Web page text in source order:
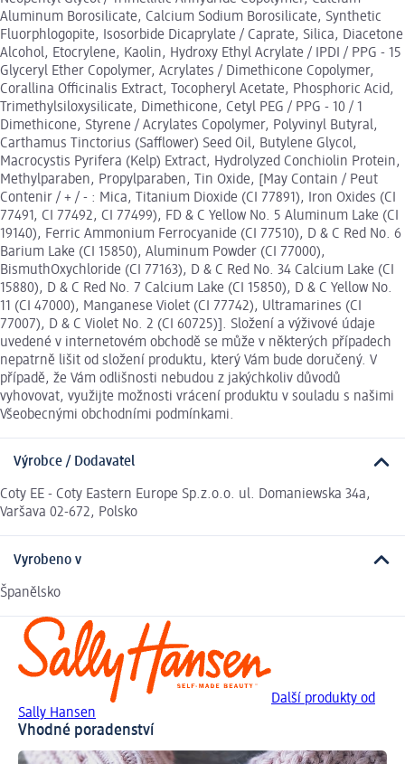
Aluminum Borosilicate, Calcium Sodium Borosilicate, Synthetic
Fluorphlogopite, Isosorbide Dicaprylate / Caprate, Silica, Diacetone
Alcohol, Etocrylene, Kaolin, Hydroxy Ethyl Acrylate / IPDI / PPG - 15
Glyceryl Ether Copolymer, Acrylates / Dimethicone Copolymer,
Corallina Officinalis Extract, Tocopheryl Acetate, Phosphoric Acid,
Trimethylsiloxysilicate, Dimethicone, Cetyl PEG / PPG - 10 / 1
Dimethicone, Styrene / Acrylates Copolymer, Polyvinyl Butyral,
Carthamus Tinctorius (Safflower) Seed Oil, Butylene Glycol,
Macrocystis Pyrifera (Kelp) Extract, Hydrolyzed Conchiolin Protein,
Methylparaben, Propylparaben, Tin Oxide, [May Contain / Peut
Contenir / + / - : Mica, Titanium Dioxide (CI 77891), Iron Oxides (CI
77491, CI 77492, CI 77499), FD & C Yellow No. 5 Aluminum Lake (CI
19140), Ferric Ammonium Ferrocyanide (CI 77510), D & C Red No. 6
Barium Lake (CI 15850), Aluminum Powder (CI 77000),
BismuthOxychloride (CI 77163), D & C Red No. 34 Calcium Lake (CI
15880), D & C Red No. 7 Calcium Lake (CI 15850), D & C Yellow No.
11 (CI 47000), Manganese Violet (CI 77742), Ultramarines (CI
77007), D & C Violet No. 2 (CI 60725)]. Složení a výživové údaje
uvedené v internetovém obchodě se může v některých případech
nepatrně lišit od složení produktu, který Vám bude doručený. V
případě, že Vám odlišnosti nebudou z jakýchkoliv důvodů
vyhovovat, využijte možnosti vrácení produktu v souladu s našimi
Všeobecnými obchodními podmínkami.
Výrobce / Dodavatel
Coty EE - Coty Eastern Europe Sp.z.o.o. ul. Domaniewska 34a,
Varšava 02-672, Polsko
Vyrobeno v
Španělsko
Další produkty od
Sally Hansen
Vhodné poradenství